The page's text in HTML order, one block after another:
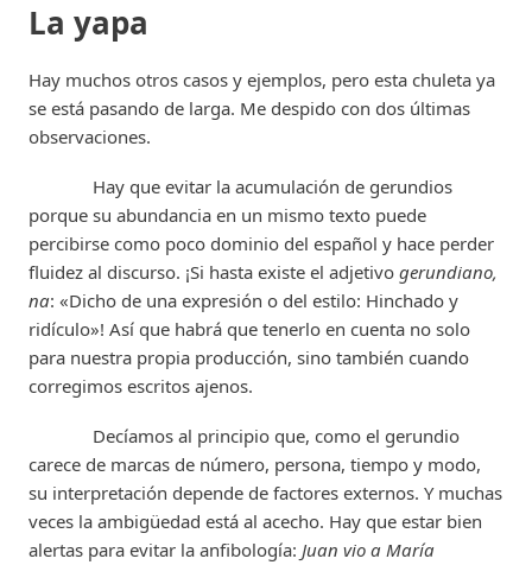
La yapa
Hay muchos otros casos y ejemplos, pero esta chuleta ya
se está pasando de larga. Me despido con dos últimas
observaciones.
Hay que evitar la acumulación de gerundios
porque su abundancia en un mismo texto puede
percibirse como poco dominio del español y hace perder
fluidez al discurso. ¡Si hasta existe el adjetivo gerundiano,
na: «Dicho de una expresión o del estilo: Hinchado y
ridículo»! Así que habrá que tenerlo en cuenta no solo
para nuestra propia producción, sino también cuando
corregimos escritos ajenos.
Decíamos al principio que, como el gerundio
carece de marcas de número, persona, tiempo y modo,
su interpretación depende de factores externos. Y muchas
veces la ambigüedad está al acecho. Hay que estar bien
alertas para evitar la anfibología: Juan vio a María